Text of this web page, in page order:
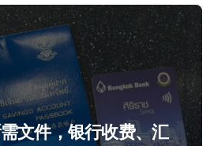
文件，银行收费、汇